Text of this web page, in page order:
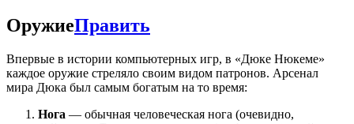
ОружиеПравить
Впервые в истории компьютерных игр, в «Дюке Нюкеме»
каждое оружие стреляло своим видом патронов. Арсенал
мира Дюка был самым богатым на то время:
Нога — обычная человеческая нога (очевидно,